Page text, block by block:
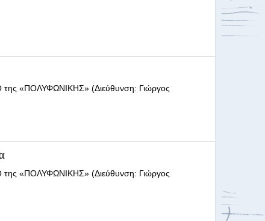
της «ΠΟΛΥΦΩΝΙΚΗΣ» (Διεύθυνση: Γιώργος
της «ΠΟΛΥΦΩΝΙΚΗΣ» (Διεύθυνση: Γιώργος